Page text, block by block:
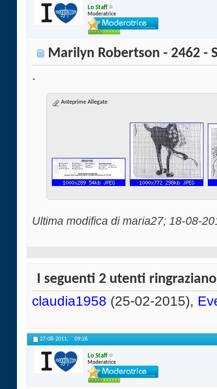
Lo Staff
Moderatrice
Marilyn Robertson - 2462 -
.
Anteprime Allegate
Ultima modifica di maria27; 18-08-
I seguenti 2 utenti
claudia1958 (25-02-2015),
27-08-2011, 09:26
Lo Staff
Moderatrice